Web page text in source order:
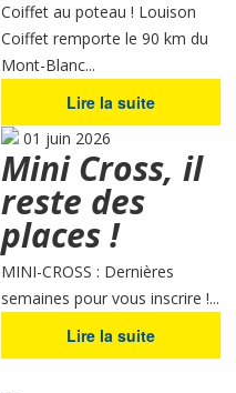
Coiffet au poteau ! Louison
Coiffet remporte le 90 km du
Mont-Blanc...
Lire la suite
01 juin 2026
Mini Cross, il
reste des
places !
MINI-CROSS : Dernières
semaines pour vous inscrire !...
Lire la suite